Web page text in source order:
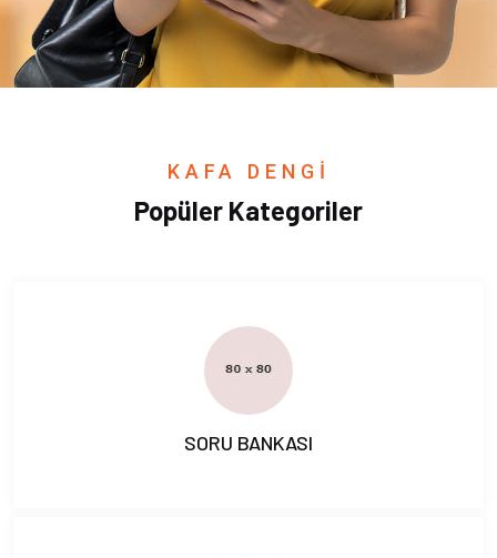
KAFA DENGİ
Popüler Kategoriler
SORU BANKASI